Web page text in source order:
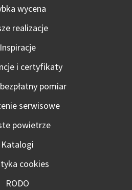
wycena
realizacje
Inspiracje
i certyfikaty
pomiar
serwisowe
powietrze
Katalogi
cookies
RODO